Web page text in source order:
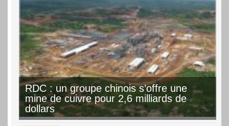
15 août
Samedi 36° 22°
16 août
Dimanche 35° 22°
RDC : un groupe chinois s’offre une
mine de cuivre pour 2,6 milliards de
dollars